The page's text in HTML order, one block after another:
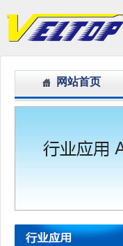
网站首页